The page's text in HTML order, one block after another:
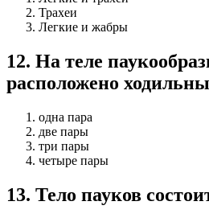
Трахеи
Легкие и жабры
12. На теле
расположено
одна пара
две пары
три пары
четыре пары
13. Тело пауков